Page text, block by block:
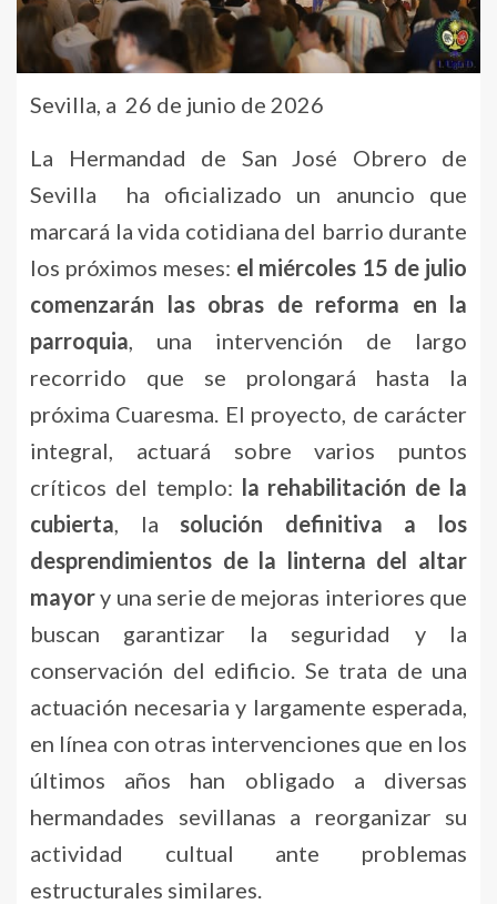
Sevilla, a 26 de junio de 2026
La Hermandad de San José Obrero de
Sevilla ha oficializado un anuncio que
marcará la vida cotidiana del barrio durante
los próximos meses: el miércoles 15 de julio
comenzarán las obras de reforma en la
parroquia, una intervención de largo
recorrido que se prolongará hasta la
próxima Cuaresma. El proyecto, de carácter
integral, actuará sobre varios puntos
críticos del templo: la rehabilitación de la
cubierta, la solución definitiva a los
desprendimientos de la linterna del altar
mayory una serie de mejoras interiores que
buscan garantizar la seguridad y la
conservación del edificio. Se trata de una
actuación necesaria y largamente esperada,
en línea con otras intervenciones que en los
últimos años han obligado a diversas
hermandades sevillanas a reorganizar su
actividad cultual ante problemas
estructurales similares.